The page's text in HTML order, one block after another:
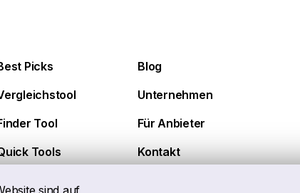
sind auf
Picks
Blog
Unternehmen
Tool
Für Anbieter
Tools
Kontakt